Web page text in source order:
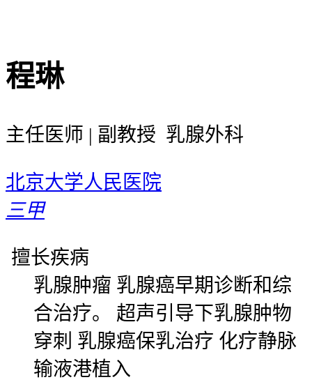
程琳
主任医师 | 副教授 乳腺外科
北京大学人民医院
三甲
擅长疾病
乳腺肿瘤 乳腺癌早期诊断和综
合治疗。 超声引导下乳腺肿物
穿刺 乳腺癌保乳治疗 化疗静脉
输液港植入